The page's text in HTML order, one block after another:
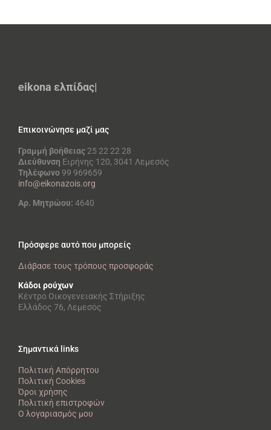
eikona ελπίδας|
Επικοινώνησε μαζί μας
Γραμμή βοήθειας 25 22 22 28
Διεύθυνση Ειρήνης 120, 3041 Λεμεσός
Τηλέφωνο 99 969659
info@eikonazois.org
Αρ. Μητρώου: 4640
Πρόσφερε αυτό που μπορείς
Διάβασε τους τρόπους προσφοράς
Κάδοι ρούχων
Κέντρο Οικογενειακής Στήριξης
Ελλάδος 76, Λεμεσός
Σημαντικά links
Πολιτική Απόρρητου
Πολιτική Cookies
Όροι χρήσης
Πολιτική επιστροφών
Ο λογαριασμός μου